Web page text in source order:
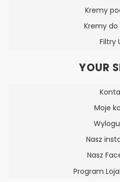
Kremy
Kremy
Filtry
YOUR
Moje
Nasz
Nasz
Program